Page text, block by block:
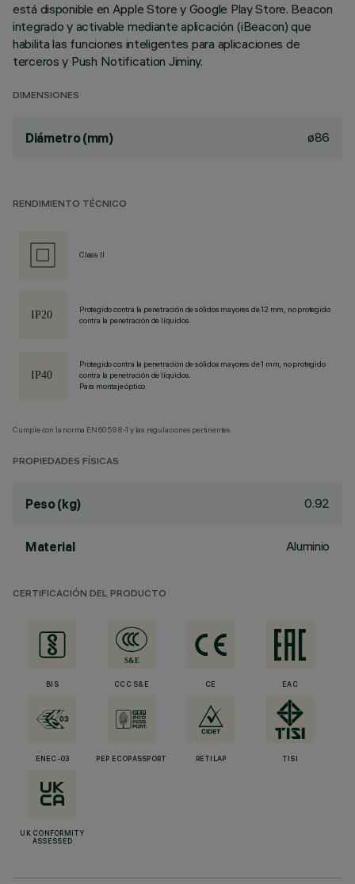
está disponible en Apple Store y Google Play Store. Beacon
integrado y activable mediante aplicación (iBeacon) que
habilita las funciones inteligentes para aplicaciones de
terceros y Push Notification Jiminy.
DIMENSIONES
Diámetro (mm) ø86
RENDIMIENTO TÉCNICO
Class II
Protegido contra la penetración de sólidos mayores de 12 mm, no protegido
contra la penetración de líquidos.
Protegido contra la penetración de sólidos mayores de 1 mm, no protegido
contra la penetración de líquidos.
Para montaje óptico
Cumple con la norma EN60598-1 y las regulaciones pertinentes.
PROPIEDADES FÍSICAS
Peso (kg) 0.92
Material Aluminio
CERTIFICACIÓN DEL PRODUCTO
BIS CCC S&E CE EAC
ENEC-03 PEP ECOPASSPORT RETILAP TISI
UK CONFORMITY
ASSESSED